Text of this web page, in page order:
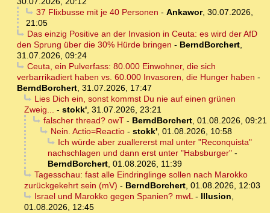
37 Flixbusse mit je 40 Personen - Ankawor, 30.07.2026,
21:05
Das einzig Positive an der Invasion in Ceuta: es wird der AfD
den Sprung über die 30% Hürde bringen - BerndBorchert,
31.07.2026, 09:24
Ceuta, ein Pulverfass: 80.000 Einwohner, die sich
verbarrikadiert haben vs. 60.000 Invasoren, die Hunger haben -
BerndBorchert, 31.07.2026, 17:47
Lies Dich ein, sonst kommst Du nie auf einen grünen
Zweig... - stokk', 31.07.2026, 23:21
falscher thread? owT- BerndBorchert, 01.08.2026, 09:21
Nein. Actio=Reactio- stokk', 01.08.2026, 10:58
Ich würde aber zuallererst mal unter "Reconquista"
nachschlagen und dann erst unter "Habsburger" -
BerndBorchert, 01.08.2026, 11:39
Tagesschau: fast alle Eindringlinge sollen nach Marokko
zurückgekehrt sein (mV) - BerndBorchert, 01.08.2026, 12:03
Israel und Marokko gegen Spanien? mwL- Illusion,
01.08.2026, 12:45